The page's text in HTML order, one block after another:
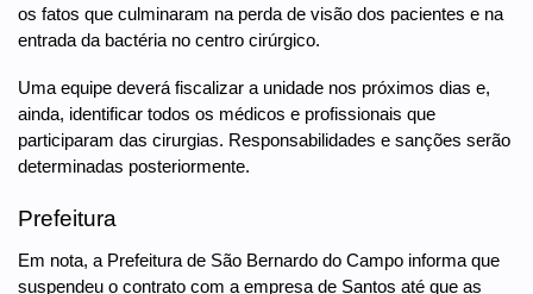
os fatos que culminaram na perda de visão dos pacientes e na
entrada da bactéria no centro cirúrgico.
Uma equipe deverá fiscalizar a unidade nos próximos dias e,
ainda, identificar todos os médicos e profissionais que
participaram das cirurgias. Responsabilidades e sanções serão
determinadas posteriormente.
Prefeitura
Em nota, a Prefeitura de São Bernardo do Campo informa que
suspendeu o contrato com a empresa de Santos até que as